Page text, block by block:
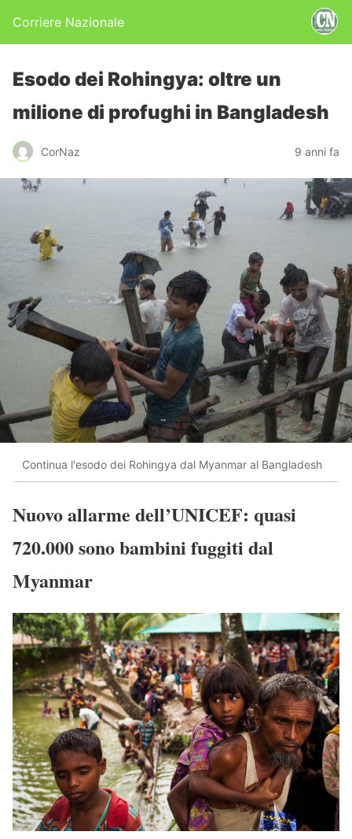
Corriere Nazionale
Esodo dei Rohingya: oltre un
milione di profughi in Bangladesh
CorNaz 9 anni fa
Continua l'esodo dei Rohingya dal Myanmar al Bangladesh
Nuovo allarme dell’UNICEF: quasi
720.000 sono bambini fuggiti dal
Myanmar